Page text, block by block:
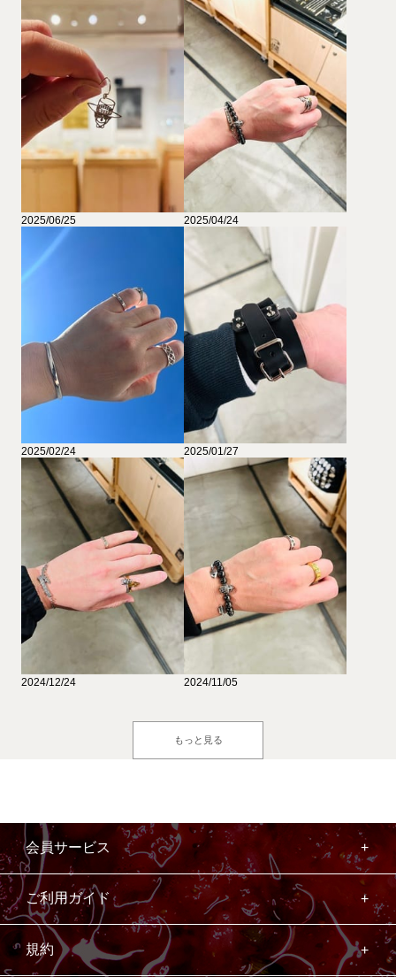
2025/06/25 2025/04/24
2025/02/24 2025/01/27
2024/12/24 2024/11/05
もっと見る
会員サービス
ご利用ガイド
規約